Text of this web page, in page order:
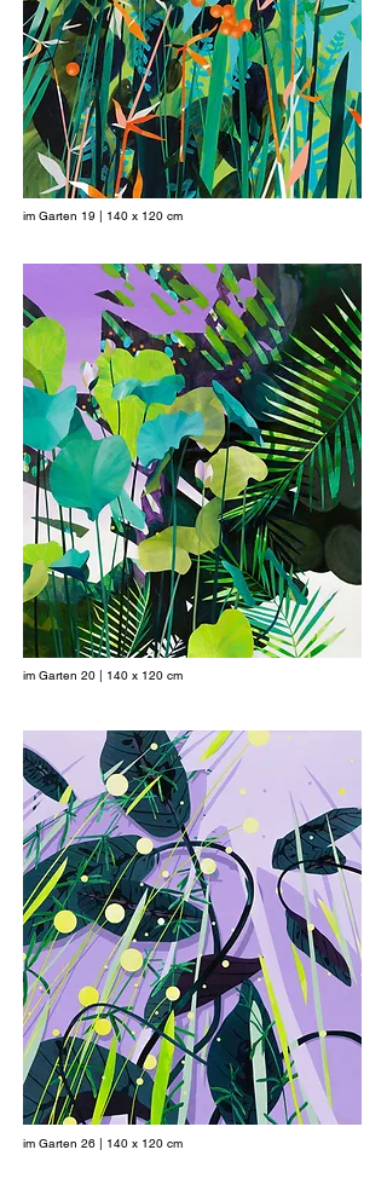
im Garten 19 | 140 x 120 cm
im Garten 20 | 140 x 120 cm
im Garten 26 | 140 x 120 cm